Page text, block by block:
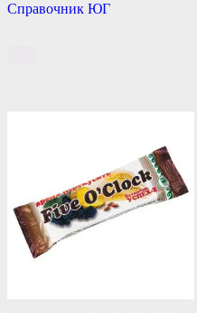
Справочник ЮГ